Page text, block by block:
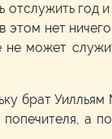
год
нет
может
брат
а